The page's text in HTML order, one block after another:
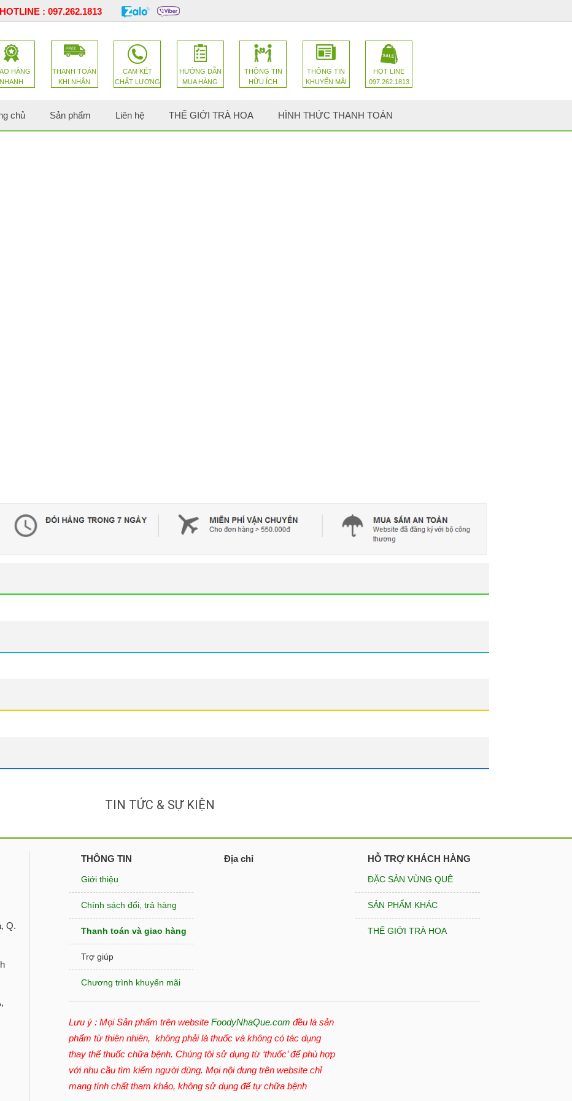
HOTLINE : 097.262.1813
HÀNG
NHANH
THANH TOÁN
KHI NHẬN
CAM KÉT
CHẤT LƯỢNG
HƯỚNG DẪN
MUA HÀNG
THÔNG TIN
HỮU ÍCH
THÔNG TIN
KHUYẾN MÃI
HOT LINE
097.262.1813
chủ Sản phẩm Liên hệ THẾ GIỚI TRÀ HOA HÌNH THỨC THANH TOÁN
TIN TỨC & SỰ KIỆN
Q.
THÔNG TIN
Giới thiệu
Chính sách đổi, trả hàng
Thanh toán và giao hàng
Trợ giúp
Chương trình khuyến mãi
Địa chỉ HỖ TRỢ KHÁCH HÀNG
ĐẶC SẢN VÙNG QUÊ
SẢN PHẨM KHÁC
THẾ GIỚI TRÀ HOA
Lưu ý : Mọi Sản phẩm trên websiteFoodyNhaQue.com đều là sản
phẩm từ thiên nhiên, không phải là thuốc và không có tác dụng
thay thế thuốc chữa bệnh. Chúng tôi sử dụng từ ‘thuốc’ để phù hợp
với nhu cầu tìm kiếm người dùng. Mọi nội dung trên website chỉ
mang tính chất tham khảo, không sử dụng để tự chữa bệnh